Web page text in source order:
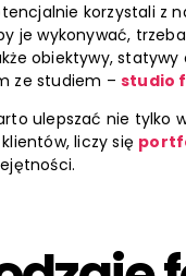
korzystali z
je wykonywać,
obiektywy,
ze studiem – studio
ulepszać nie tylko
liczy się